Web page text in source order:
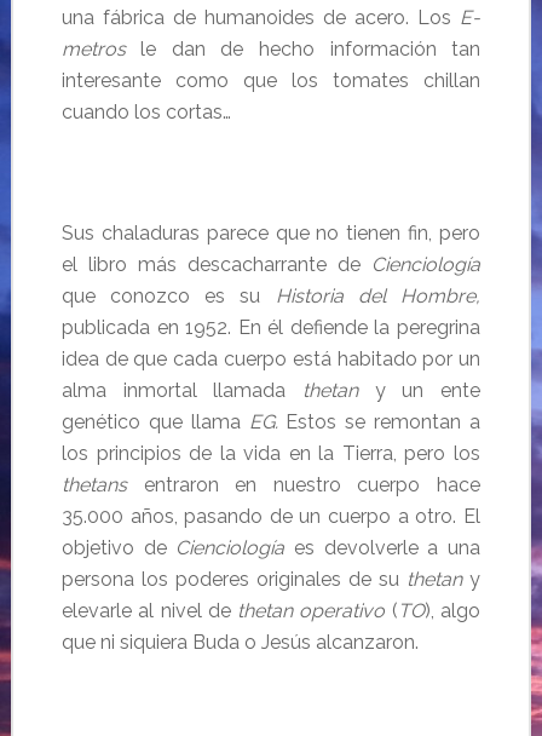
una fábrica de humanoides de acero. Los E-
metros le dan de hecho información tan
interesante como que los tomates chillan
cuando los cortas…
Sus chaladuras parece que no tienen fin, pero
el libro más descacharrante de Cienciología
que conozco es su Historia del Hombre,
publicada en 1952. En él defiende la peregrina
idea de que cada cuerpo está habitado por un
alma inmortal llamada
thetan y un ente
genético que llama EG. Estos se remontan a
los principios de la vida en la Tierra, pero los
thetans entraron en nuestro cuerpo hace
35.000 años, pasando de un cuerpo a otro. El
objetivo de Cienciología es devolverle a una
persona los poderes originales de su thetany
elevarle al nivel de thetan operativo ( TO), algo
que ni siquiera Buda o Jesús alcanzaron.